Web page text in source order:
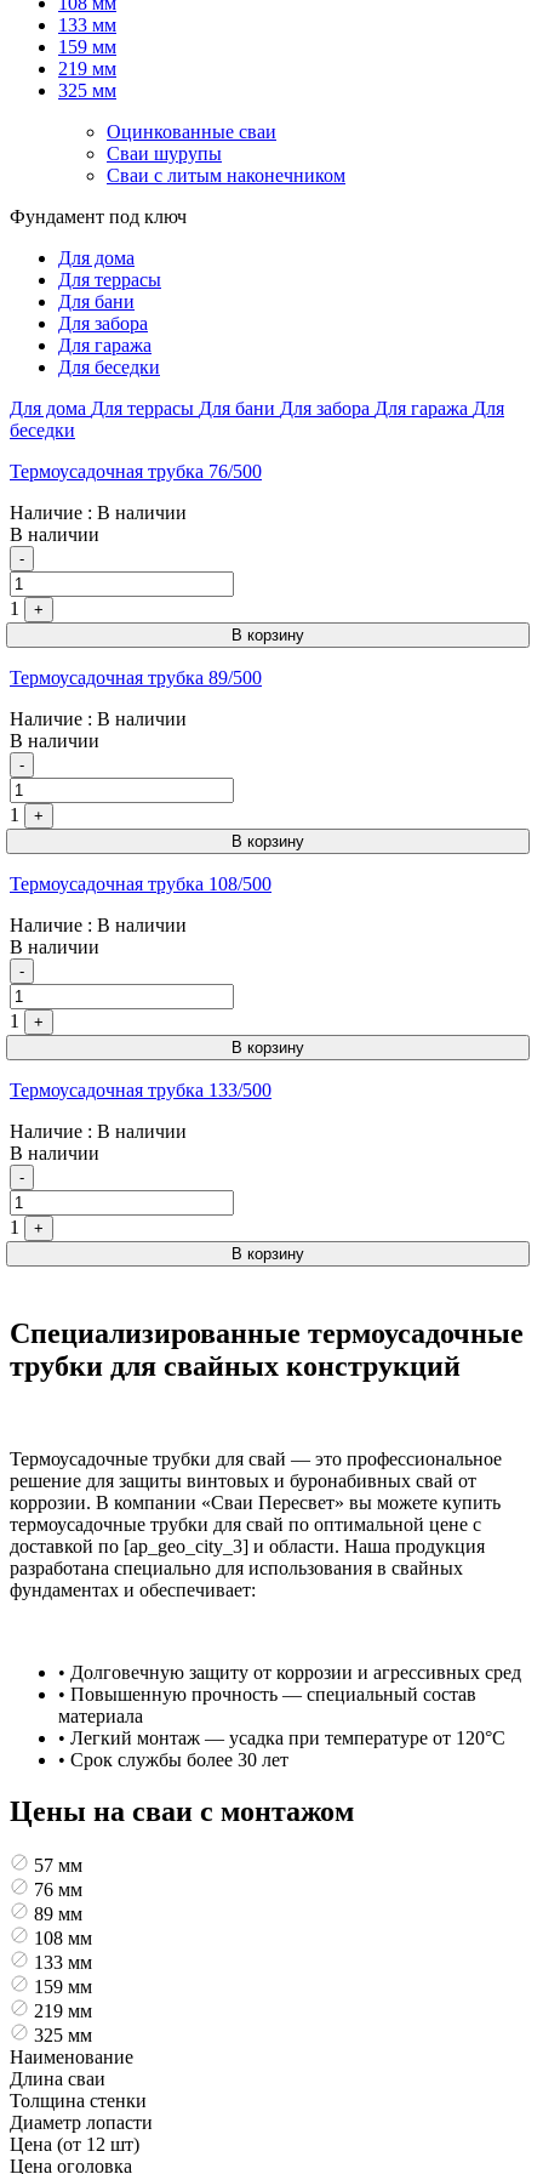
133 мм
159 мм
219 мм
325 мм
Оцинкованные сваи
Сваи шурупы
Сваи с литым наконечником
Фундамент под ключ
Для дома
Для террасы
Для бани
Для забора
Для гаража
Для беседки
Для дома Для террасы Для бани Для забора Для гаража Для
беседки
Термоусадочная трубка 76/500
Наличие : В наличии
В наличии
Quantity
-
1
+
В корзину
Термоусадочная трубка 89/500
Наличие : В наличии
В наличии
Quantity
-
1
+
В корзину
Термоусадочная трубка 108/500
Наличие : В наличии
В наличии
Quantity
-
1
+
В корзину
Термоусадочная трубка 133/500
Наличие : В наличии
В наличии
Quantity
-
1
+
В корзину
Специализированные термоусадочные
трубки для свайных конструкций
Термоусадочные трубки для свай — это профессиональное
решение для защиты винтовых и буронабивных свай от
коррозии. В компании «Сваи Пересвет» вы можете купить
термоусадочные трубки для свай по оптимальной цене с
доставкой по [ap_geo_city_3] и области. Наша продукция
разработана специально для использования в свайных
фундаментах и обеспечивает:
• Долговечную защиту от коррозии и агрессивных сред
• Повышенную прочность — специальный состав
материала
• Легкий монтаж — усадка при температуре от 120°C
• Срок службы более 30 лет
Цены на сваи с монтажом
57 мм
76 мм
89 мм
108 мм
133 мм
159 мм
219 мм
325 мм
Наименование
Длина сваи
Толщина стенки
Диаметр лопасти
Цена (от 12 шт)
Цена оголовка